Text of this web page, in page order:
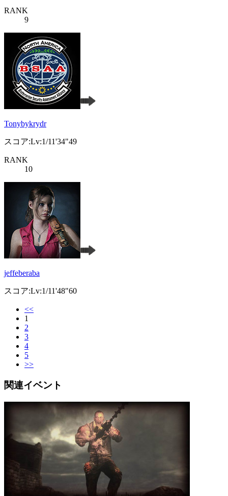
RANK
9
Tonybykrydr
スコア:Lv:1/11'34"49
RANK
10
jeffeberaba
スコア:Lv:1/11'48"60
<<
1
2
3
4
5
>>
関連イベント